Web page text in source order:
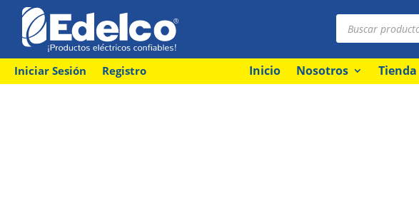
Búsqueda
productos
Iniciar Sesión Registro Inicio Nosotros Tienda